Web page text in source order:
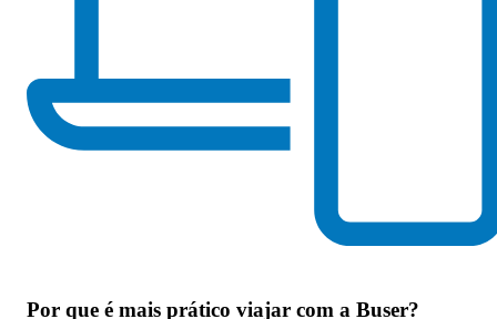
Por que é mais prático viajar com a Buser?